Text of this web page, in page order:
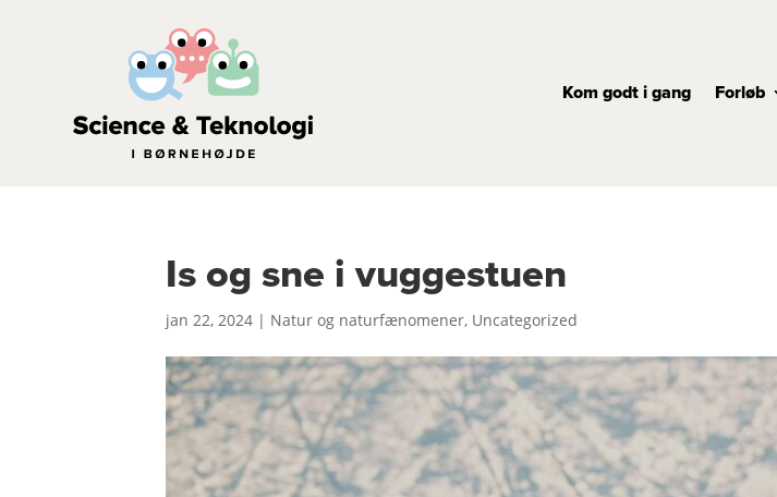
Kom godt i gang Forløb
Is og sne i vuggestuen
jan 22, 2024 | Natur og naturfænomener, Uncategorized